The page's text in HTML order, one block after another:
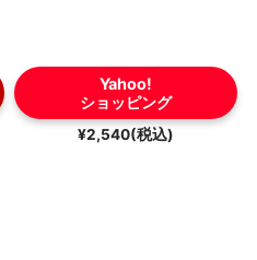
Yahoo!
ショッピング
¥2,540(税込)